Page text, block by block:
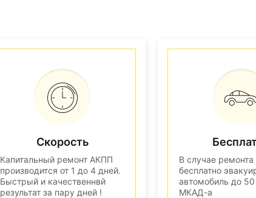
Скорость
Капитальный ремонт АКПП
производится от 1 до 4 дней.
Быстрый и качественнвй
результат за пару дней !
В случае
бесплатно
автомобиль до
МКАД-а